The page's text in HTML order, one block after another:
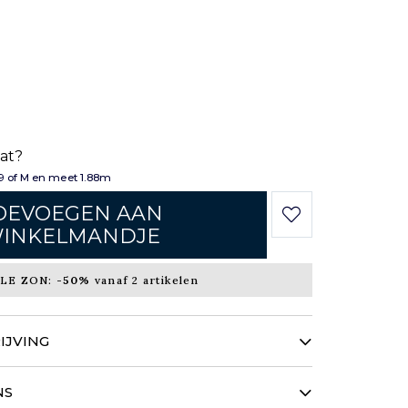
of M en meet 1.88m
AAN
ZON: -50% vanaf 2 artikelen
handgeweven stof en het iconische